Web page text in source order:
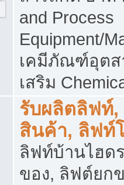
and Process
Equipment/
เคมีภัณฑ์อุตส
เสริม
รับผลิตลิฟท์
สินค้า, ลิฟท์
ลิฟท์บ้านไฮด
ของ, ลิฟต์ยก